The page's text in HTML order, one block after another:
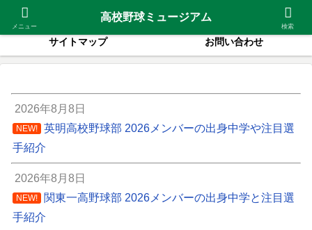
2026夏甲子園出場校 紹介高校一覧
サイトマップ お問い合わせ
2026年8月8日
NEW!
英明高校野球部 2026メンバーの出身中学や注目選
手紹介
2026年8月8日
NEW!
関東一高野球部 2026メンバーの出身中学と注目選
手紹介
メニュー
高校野球ミュージアム
検索